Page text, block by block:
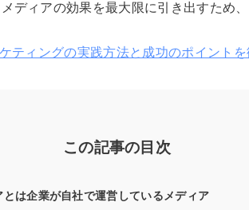
ディアの効果を最大限に引き出すため
ティングの実践方法と成功のポイントを
この記事の目次
は企業が自社で運営しているメディア